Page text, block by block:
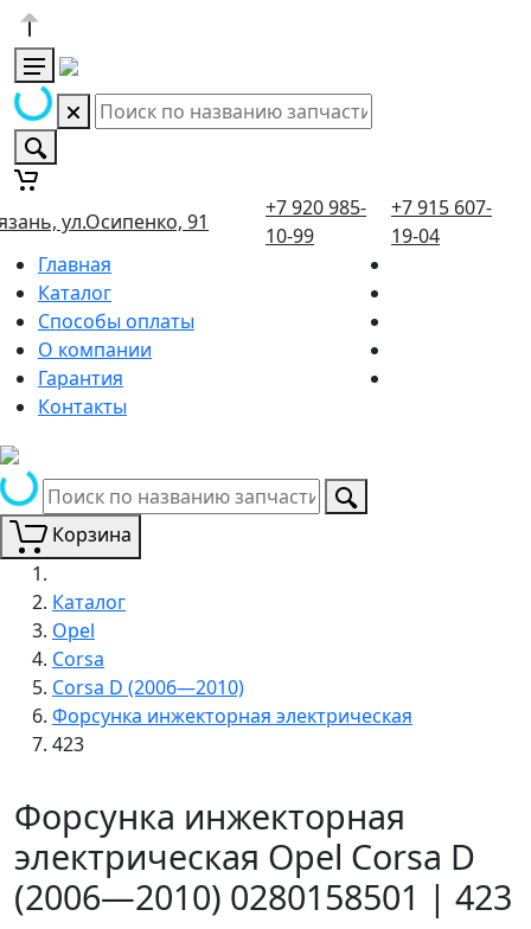
ул.Осипенко, 91
+7 920 985-
10-99
+7 915 607-
19-04
Главная
Каталог
Способы оплаты
О компании
Гарантия
Контакты
Корзина
Каталог
Opel
Corsa
Corsa D (2006—2010)
Форсунка инжекторная электрическая
423
Форсунка инжекторная
электрическая Opel Corsa D
(2006—2010) 0280158501 | 423